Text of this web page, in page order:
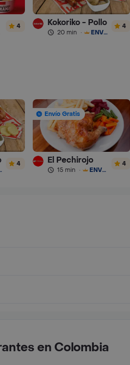
4 Kokoriko - Pollo
20 min · ENVÍO GRATIS
4
4
Envío Gratis
El Pechirojo
15 min · ENVÍO GRATIS
4
en Colombia